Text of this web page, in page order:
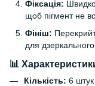
Фіксація:
щоб пігмент не
Фініш:
для
📊
Кількість: 6 штук